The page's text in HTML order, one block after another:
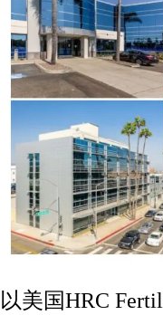
以美国HRC